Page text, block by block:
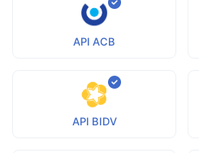
API ACB
API BIDV